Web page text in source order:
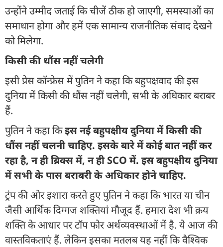
उन्होंने उम्मीद जताई कि चीजें ठीक हो जाएगी, समस्याओं का
समाधान होगा और हमें एक सामान्य राजनीतिक संवाद देखने
को मिलेगा.
किसी की धौंस नहीं चलेगी
इसी प्रेस कॉन्फ्रेस में पुतिन ने कहा कि बहुपक्षवाद की इस
दुनिया में किसी की धौंस नहीं चलेगी, सभी के अधिकार बराबर
हैं.
पुतिन ने कहा किइस नई बहुपक्षीय दुनिया में किसी की
धौंस नहीं चलनी चाहिए. इसके बारे में कोई बात नहीं कर
रहा है, न ही ब्रिक्स में, न ही SCO में. इस बहुपक्षीय दुनिया
में सभी के पास बराबरी के अधिकार होने चाहिए.
ट्रंप की ओर इशारा करते हुए पुतिन ने कहा कि भारत या चीन
जैसी आर्थिक दिग्गज शक्तियां मौजूद हैं. हमारा देश भी क्रय
शक्ति के आधार पर टॉप फोर अर्थव्यवस्थाओं में है. ये आज की
वास्तविकताएं हैं. लेकिन इसका मतलब यह नहीं कि वैश्विक